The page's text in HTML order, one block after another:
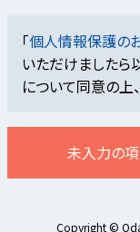
「個人情報保護の
いただけましたら
について同意の上
未入力の
Copyright ©